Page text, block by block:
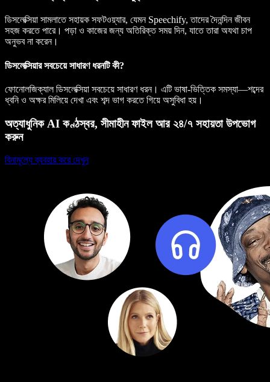
ডিসলেক্সিয়া সামলাতে সহায়ক সফটওয়্যার, যেমন Speechify, তাদের দৈনন্দিন জীবন
সহজ করতে পারে। পড়া ও কাজের জন্য অতিরিক্ত সময় দিন, যাতে তারা অযথা চাপ
অনুভব না করেন।
ডিসলেক্সিয়ার সবচেয়ে সাধারণ ধরনটি কী?
ফোনোলজিক্যাল ডিসলেক্সিয়া সবচেয়ে সাধারণ ধরন। এটি ভাষা-ভিত্তিক সমস্যা—শব্দের
ধ্বনি ও অক্ষর মিলিয়ে দেখা এবং শব্দ ভাগ করতে গিয়ে অসুবিধা হয়।
অত্যাধুনিক AI কণ্ঠস্বর, সীমাহীন ফাইল আর ২৪/৭ সহায়তা উপভোগ
করুন
বিনামূল্যে ব্যবহার করে দেখুন